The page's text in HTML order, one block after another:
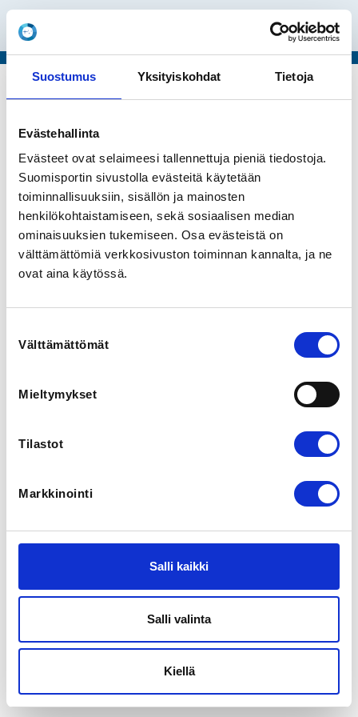
Suostumus Yksityiskohdat Tietoja
Evästehallinta
Evästeet ovat selaimeesi tallennettuja pieniä tiedostoja.
Suomisportin sivustolla evästeitä käytetään
toiminnallisuuksiin, sisällön ja mainosten
henkilökohtaistamiseen, sekä sosiaalisen median
ominaisuuksien tukemiseen. Osa evästeistä on
välttämättömiä verkkosivuston toiminnan kannalta, ja ne
ovat aina käytössä.
valinta
Välttämättömät
Mieltymykset
Tilastot
Markkinointi
Salli kaikki
Salli valinta
Kiellä
In English (EN)
Error in loading the event